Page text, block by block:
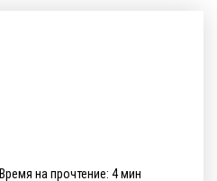
Время на прочтение: 4 мин